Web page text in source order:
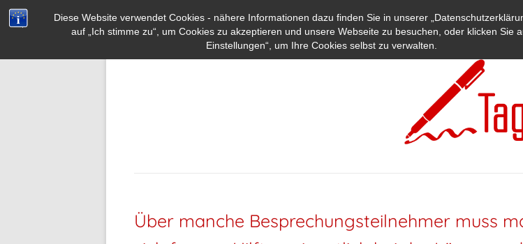
Diese Website verwendet Cookies - nähere Informationen dazu finden Sie in unserer
auf „Ich stimme zu“, um Cookies zu akzeptieren und unsere Webseite zu besuchen, oder klicken Sie
Einstellungen“, um Ihre Cookies selbst zu verwalten.
Über manche Besprechungsteilnehmer muss